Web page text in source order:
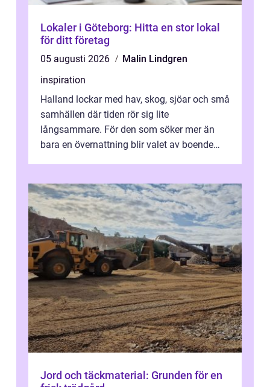
Lokaler i Göteborg: Hitta en stor lokal
för ditt företag
05 augusti 2026
Malin Lindgren
inspiration
Halland lockar med hav, skog, sjöar och små
samhällen där tiden rör sig lite
långsammare. För den som söker mer än
bara en övernattning blir valet av boende
Jord och täckmaterial: Grunden för en